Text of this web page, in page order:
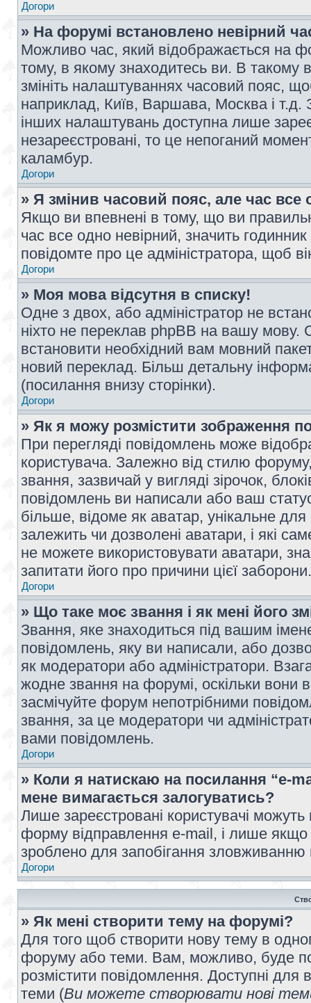
Догори
» На форумі встановлено невірний
Можливо час, який відображається на
тому, в якому знаходитесь ви. В такому
змініть налаштуваннях часовий пояс,
наприклад, Київ, Варшава, Москва і т.д.
інших налаштувань доступна лише
незареєстровані, то це непоганий
каламбур.
Догори
» Я змінив часовий пояс, але час все
Якщо ви впевнені в тому, що ви
час все одно невірний, значить
повідомте про це адміністратора, щоб
Догори
» Моя мова відсутня в списку!
Одне з двох, або адміністратор не
ніхто не переклав phpBB на вашу мову.
встановити необхідний вам мовний
новий переклад. Більш детальну
(посилання внизу сторінки).
Догори
» Як я можу розмістити зображення
При перегляді повідомлень може
користувача. Залежно від стилю
звання, зазвичай у вигляді зірочок,
повідомлень ви написали або ваш
більше, відоме як аватар, унікальне
залежить чи дозволені аватари, і які
не можете використовувати аватари,
запитати його про причини цієї заборони.
Догори
» Що таке моє звання і як мені його
Звання, яке знаходиться під вашим
повідомлень, яку ви написали, або
як модератори або адміністратори.
жодне звання на форумі, оскільки вони
засмічуйте форум непотрібними
звання, за це модератори чи
вами повідомлень.
Догори
» Коли я натискаю на посилання “e-
мене вимагається залогуватись?
Лише зареєстровані користувачі
форму відправлення e-mail, і лише
зроблено для запобігання
Догори
» Як мені створити тему на форумі?
Для того щоб створити нову тему в
форуму або теми. Вам, можливо, буде
розмістити повідомлення. Доступні для
теми (Ви можете створювати нові